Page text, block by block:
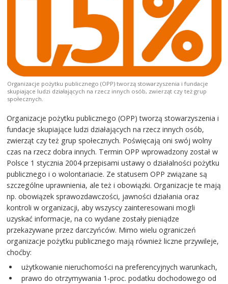
Organizacje pożytku publicznego (OPP) tworzą stowarzyszenia i fundacje
skupiające ludzi działających na rzecz innych osób, zwierząt czy też grup
społecznych.
Organizacje pożytku publicznego (OPP) tworzą stowarzyszenia i
fundacje skupiające ludzi działających na rzecz innych osób,
zwierząt czy też grup społecznych. Poświęcają oni swój wolny
czas na rzecz dobra innych. Termin OPP wprowadzony został w
Polsce 1 stycznia 2004 przepisami ustawy o działalności pożytku
publicznego i o wolontariacie. Ze statusem OPP związane są
szczególne uprawnienia, ale też i obowiązki. Organizacje te mają
np. obowiązek sprawozdawczości, jawności działania oraz
kontroli w organizacji, aby wszyscy zainteresowani mogli
uzyskać informacje, na co wydane zostały pieniądze
przekazywane przez darczyńców. Mimo wielu ograniczeń
organizacje pożytku publicznego mają również liczne przywileje,
choćby:
użytkowanie nieruchomości na preferencyjnych warunkach,
prawo do otrzymywania 1-proc. podatku dochodowego od